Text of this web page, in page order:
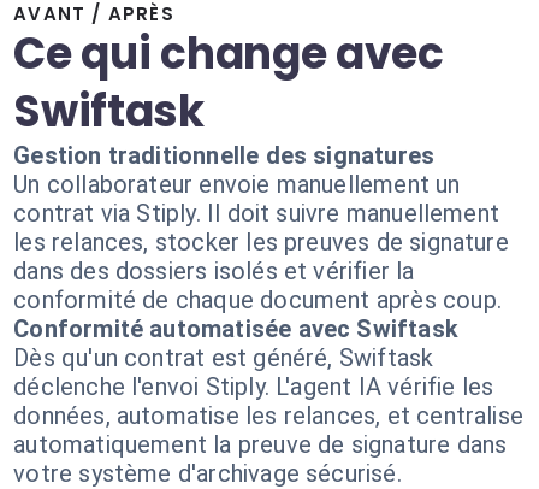
AVANT / APRÈS
Ce qui change avec
Swiftask
Gestion traditionnelle des signatures
Un collaborateur envoie manuellement un
contrat via Stiply. Il doit suivre manuellement
les relances, stocker les preuves de signature
dans des dossiers isolés et vérifier la
conformité de chaque document après coup.
Conformité automatisée avec Swiftask
Dès qu'un contrat est généré, Swiftask
déclenche l'envoi Stiply. L'agent IA vérifie les
données, automatise les relances, et centralise
automatiquement la preuve de signature dans
votre système d'archivage sécurisé.